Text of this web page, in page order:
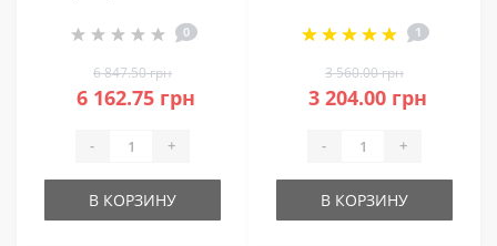
GoodFood DM6
0
6 847.50 грн
6 162.75 грн
- +
В КОРЗИНУ
WB1HK
1
3 560.00 грн
3 204.00 грн
- +
В КОРЗИНУ